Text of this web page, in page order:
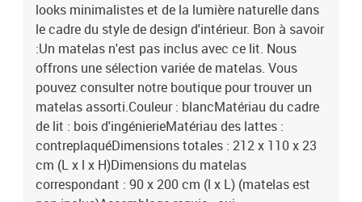
looks minimalistes et de la lumière naturelle dans
le cadre du style de design d'intérieur. Bon à savoir
:Un matelas n'est pas inclus avec ce lit. Nous
offrons une sélection variée de matelas. Vous
pouvez consulter notre boutique pour trouver un
matelas assorti.Couleur : blancMatériau du cadre
de lit : bois d'ingénierieMatériau des lattes :
contreplaquéDimensions totales : 212 x 110 x 23
cm (L x l x H)Dimensions du matelas
correspondant : 90 x 200 cm (l x L) (matelas est